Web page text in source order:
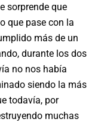
sorprende que
que pase con la
más de un
durante los dos
no nos había
siendo la más
todavía, por
muchas